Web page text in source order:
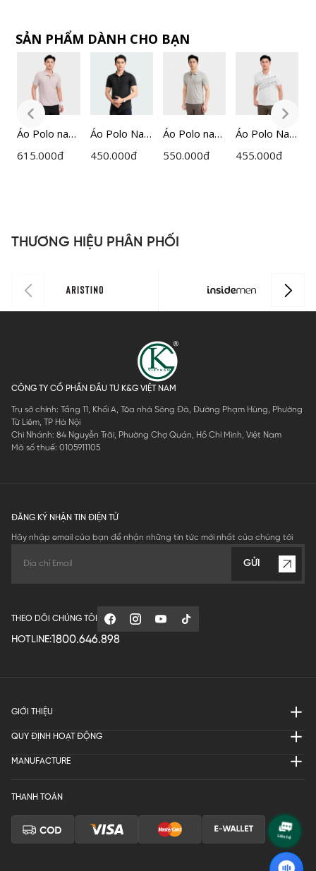
SẢN PHẨM DÀNH CHO BẠN
Áo Polo nam
ngắn tay
615.000đ
Áo Polo Nam
Insidemen
450.000đ
Áo Polo nam
ngắn tay dệt
0
550.000đ
Áo Polo Nam
Trắng
455.000đ
THƯƠNG HIỆU PHÂN PHỐI
CÔNG TY CỔ PHẦN ĐẦU TƯ K&G VIỆT NAM
Trụ sở chính: Tầng 11, Khối A, Tòa nhà Sông Đà, Đường Phạm Hùng, Phường
Từ Liêm, TP Hà Nội
Chi Nhánh: 84 Nguyễn Trãi, Phường Chợ Quán, Hồ Chí Minh, Việt Nam
Mã số thuế: 0105911105
ĐĂNG KÝ NHẬN TIN ĐIỆN TỬ
Hãy nhập email của bạn để nhận những tin tức mới nhất của chúng tôi
GỬI
THEO DÕI CHÚNG TÔI
HOTLINE:1800.646.898
GIỚI THIỆU
QUY ĐỊNH HOẠT ĐỘNG
MANUFACTURE
THANH TOÁN